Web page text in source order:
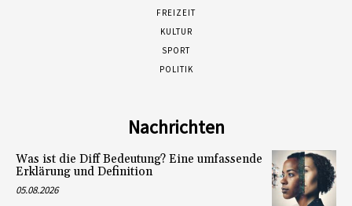
FREIZEIT
KULTUR
SPORT
POLITIK
Nachrichten
Was ist die Diff Bedeutung? Eine umfassende
Erklärung und Definition
05.08.2026